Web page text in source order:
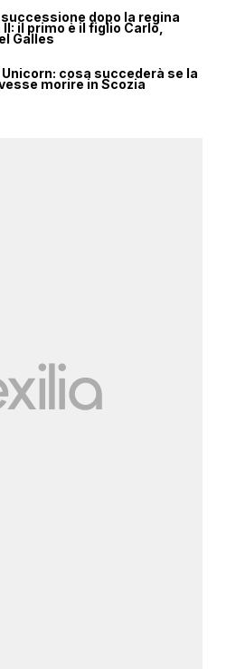
successione dopo la regina
il primo è il figlio Carlo,
Galles
cosa succederà se la
morire in Scozia